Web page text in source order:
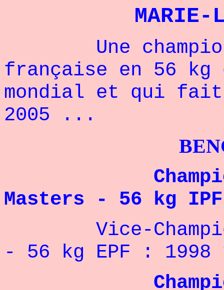
MARIE-
Une
française en 56
mondial et qui fait
2005 ...
BENCH
Masters - 56 kg
Vice-
- 56 kg EPF : 1998
Championne